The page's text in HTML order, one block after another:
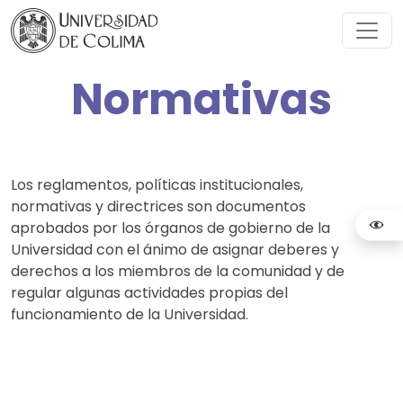
Normativas
Los reglamentos, políticas institucionales,
normativas y directrices son documentos
aprobados por los órganos de gobierno de la
Universidad con el ánimo de asignar deberes y
derechos a los miembros de la comunidad y de
regular algunas actividades propias del
funcionamiento de la Universidad.